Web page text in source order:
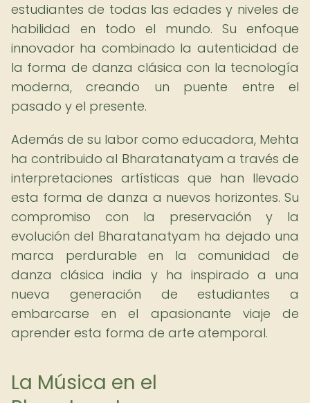
estudiantes de todas las edades y niveles de
habilidad en todo el mundo. Su enfoque
innovador ha combinado la autenticidad de
la forma de danza clásica con la tecnología
moderna, creando un puente entre el
pasado y el presente.
Además de su labor como educadora, Mehta
ha contribuido al Bharatanatyam a través de
interpretaciones artísticas que han llevado
esta forma de danza a nuevos horizontes. Su
compromiso con la preservación y la
evolución del Bharatanatyam ha dejado una
marca perdurable en la comunidad de
danza clásica india y ha inspirado a una
nueva generación de estudiantes a
embarcarse en el apasionante viaje de
aprender esta forma de arte atemporal.
La Música en el